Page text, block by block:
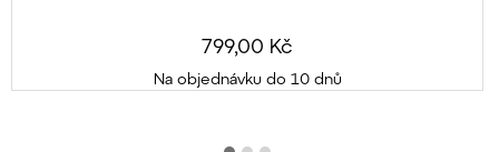
799,00 Kč
Na objednávku do 10 dnů